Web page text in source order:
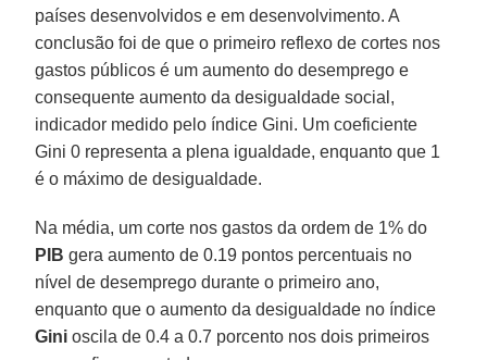
países desenvolvidos e em desenvolvimento. A
conclusão foi de que o primeiro reflexo de cortes nos
gastos públicos é um aumento do desemprego e
consequente aumento da desigualdade social,
indicador medido pelo índice Gini. Um coeficiente
Gini 0 representa a plena igualdade, enquanto que 1
é o máximo de desigualdade.
Na média, um corte nos gastos da ordem de 1% do
PIB gera aumento de 0.19 pontos percentuais no
nível de desemprego durante o primeiro ano,
enquanto que o aumento da desigualdade no índice
Gini oscila de 0.4 a 0.7 porcento nos dois primeiros